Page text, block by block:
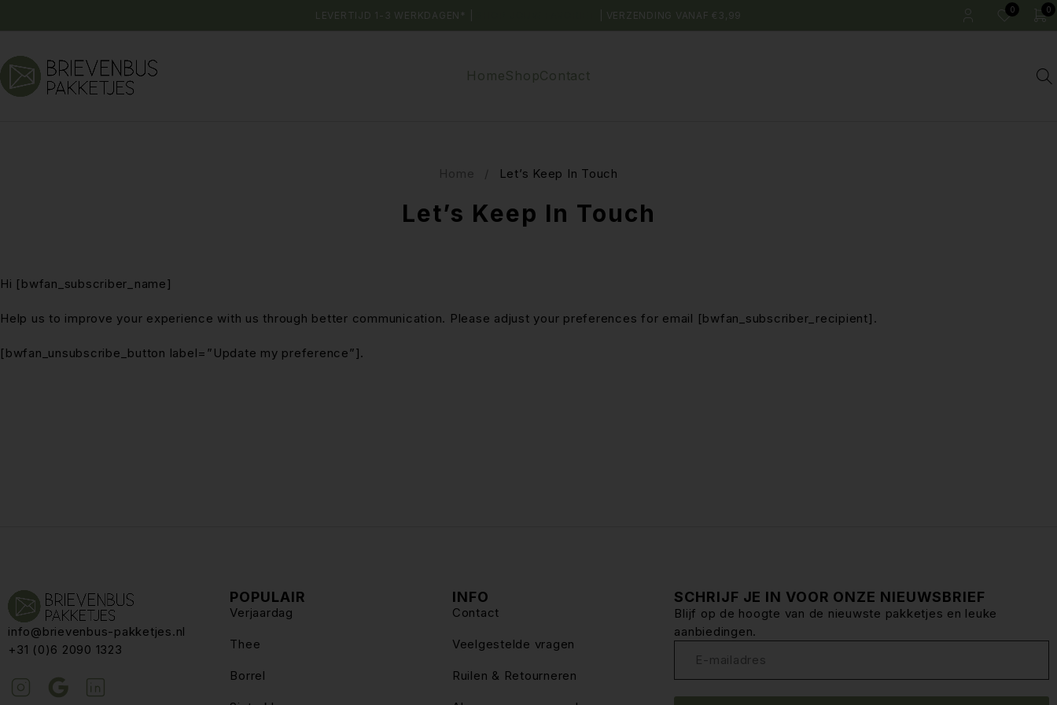
LEVERTIJD 1-3 WERKDAGEN* | | VERZENDING VANAF €3,99 0 0
HomeShopContact
Let’s Keep In Touch
Home / Let’s Keep In Touch
Hi [bwfan_subscriber_name]
Help us to improve your experience with us through better communication. Please adjust your preferences for email [bwfan_subscriber_recipient].
[bwfan_unsubscribe_button label=”Update my preference”].
info@brievenbus-pakketjes.nl
+31 (0)6 2090 1323
POPULAIR
Verjaardag
Thee
Borrel
INFO
Contact
Veelgestelde vragen
Ruilen & Retourneren
SCHRIJF JE IN VOOR ONZE NIEUWSBRIEF
Blijf op de hoogte van de nieuwste pakketjes en leuke
aanbiedingen.